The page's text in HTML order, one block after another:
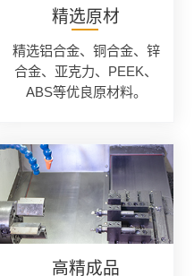
精选原材
精选铝合金、铜合金、锌
合金、亚克力、PEEK、
ABS等优良原材料。
高精成品